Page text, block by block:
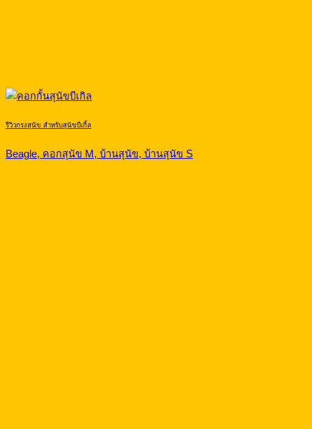
รีวิวกรงสุนัข สำหรับสุนัขบีเกิ้ล
Beagle, คอกสุนัข M, บ้านสุนัข, บ้านสุนัข S